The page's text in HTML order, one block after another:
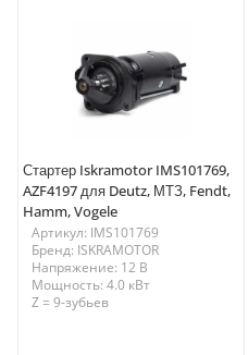
Стартер Iskramotor IMS101769,
AZF4197 для Deutz, МТЗ, Fendt,
Hamm, Vogele
Артикул: IMS101769
Бренд: ISKRAMOTOR
Напряжение: 12 В
Мощность: 4.0 кВт
Z = 9-зубьев